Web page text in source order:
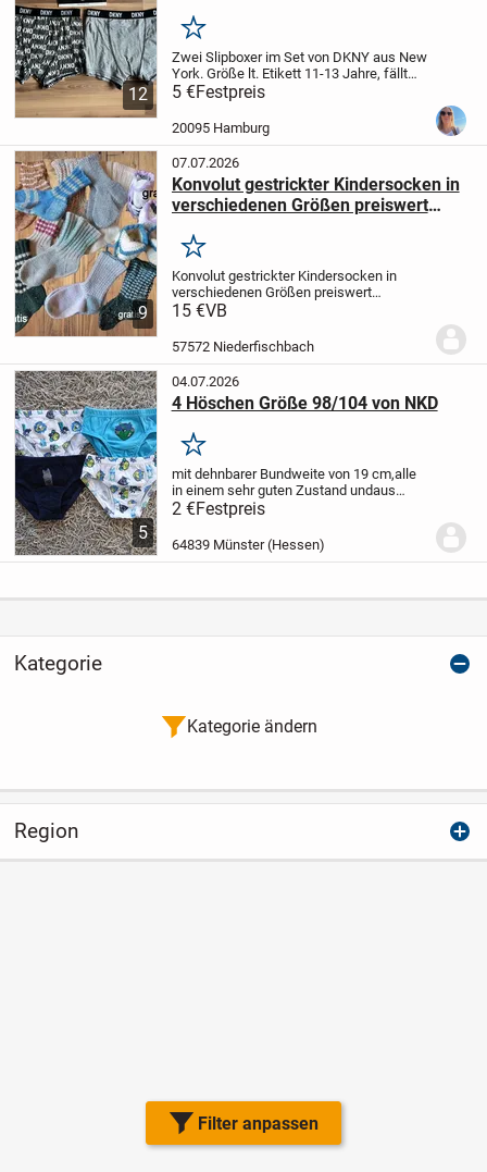
Filter anpassen
12
Merken
Zwei Slipboxer im Set von DKNY aus New
York. Größe lt. Etikett 11-13 Jahre, fällt
aber größer aus und entspricht eher
Einfache Bundweite ungedehnt
ca. 32cmAus erster Hand, im Wechsel
mit...
5 €Festpreis
20095 Hamburg
9
07.07.2026
Konvolut gestrickter Kindersocken in
verschiedenen Größen preiswert
Merken
Konvolut gestrickter Kindersocken in
verschiedenen Größen preiswert
abzugeben + Gratissocken - sehen nicht
Wegwerfen alle Paare sind teilweise
aufwändig handgestri...
15 €VB
57572 Niederfischbach
5
04.07.2026
4 Höschen Größe 98/104 von NKD
Merken
mit dehnbarer Bundweite von 19 cm,alle
in einem sehr guten Zustand undaus
Baumwolle.Die Versandkosten kommen
noch dazu, könnte als Großbrief für 1,80 €
erfolgen, oder Selbstabholer.
2 €Festpreis
64839 Münster (Hessen)
Kategorie
Kategorie ändern
Region